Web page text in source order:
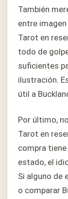
También
entre
Tarot en
todo de
suficientes
ilustración.
útil a
Por último,
Tarot en
compra
estado, el
Si alguno de
o comparar